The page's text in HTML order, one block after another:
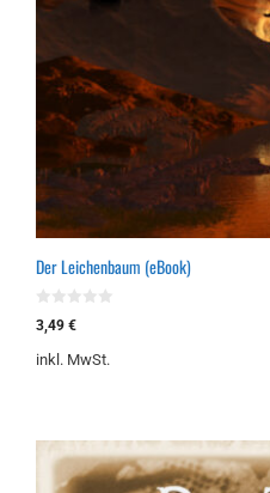
Der Leichenbaum (eBook)
0
v
n
3,49 €
inkl. MwSt.